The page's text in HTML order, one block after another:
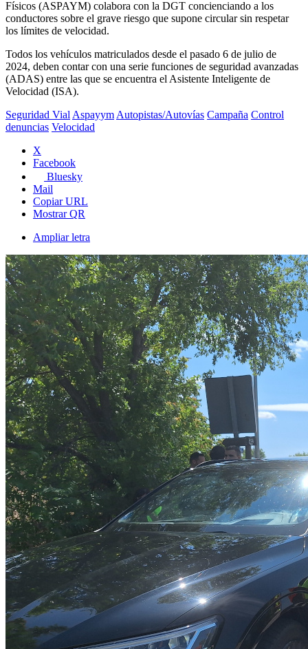
Físicos (ASPAYM) colabora con la DGT concienciando a los
conductores sobre el grave riesgo que supone circular sin respetar
los límites de velocidad.
Todos los vehículos matriculados desde el pasado 6 de julio de
2024, deben contar con una serie funciones de seguridad avanzadas
(ADAS) entre las que se encuentra el Asistente Inteligente de
Velocidad (ISA).
Seguridad Vial Aspayym Autopistas/Autovías Campaña Control
denuncias Velocidad
X
Facebook
Bluesky
Mail
Copiar URL
Mostrar QR
Ampliar letra